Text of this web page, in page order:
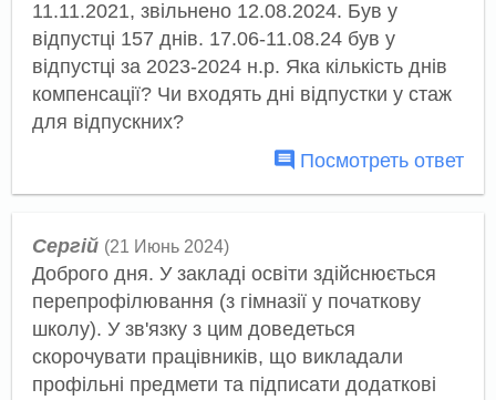
11.11.2021, звільнено 12.08.2024. Був у
відпустці 157 днів. 17.06-11.08.24 був у
відпустці за 2023-2024 н.р. Яка кількість днів
компенсації? Чи входять дні відпустки у стаж
для відпускних?
Посмотреть ответ
Сергій (21 Июнь 2024)
Доброго дня. У закладі освіти здійснюється
перепрофілювання (з гімназії у початкову
школу). У зв'язку з цим доведеться
скорочувати працівників, що викладали
профільні предмети та підписати додаткові